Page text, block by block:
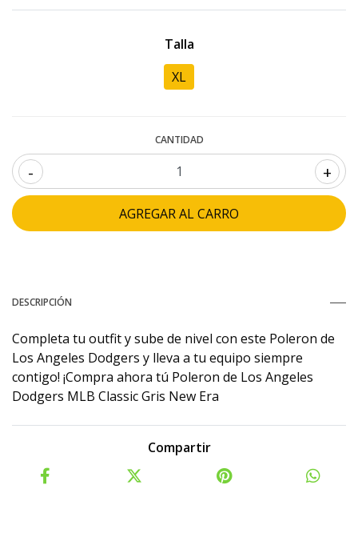
Talla
XL
CANTIDAD
- +
DESCRIPCIÓN
Completa tu outfit y sube de nivel con este Poleron de
Los Angeles Dodgers y lleva a tu equipo siempre
contigo! ¡Compra ahora tú Poleron de Los Angeles
Dodgers MLB Classic Gris New Era
Compartir